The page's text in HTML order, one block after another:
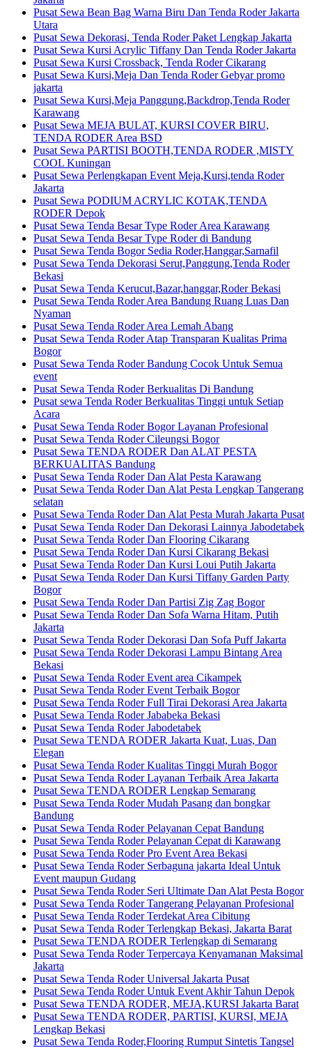
Pusat Sewa Bean Bag Warna Biru Dan Tenda Roder Jakarta
Utara
Pusat Sewa Dekorasi, Tenda Roder Paket Lengkap Jakarta
Pusat Sewa Kursi Acrylic Tiffany Dan Tenda Roder Jakarta
Pusat Sewa Kursi Crossback, Tenda Roder Cikarang
Pusat Sewa Kursi,Meja Dan Tenda Roder Gebyar promo
jakarta
Pusat Sewa Kursi,Meja Panggung,Backdrop,Tenda Roder
Karawang
Pusat Sewa MEJA BULAT, KURSI COVER BIRU,
TENDA RODER Area BSD
Pusat Sewa PARTISI BOOTH,TENDA RODER ,MISTY
COOL Kuningan
Pusat Sewa Perlengkapan Event Meja,Kursi,tenda Roder
Jakarta
Pusat Sewa PODIUM ACRYLIC KOTAK,TENDA
RODER Depok
Pusat Sewa Tenda Besar Type Roder Area Karawang
Pusat Sewa Tenda Besar Type Roder di Bandung
Pusat Sewa Tenda Bogor Sedia Roder,Hanggar,Sarnafil
Pusat Sewa Tenda Dekorasi Serut,Panggung,Tenda Roder
Bekasi
Pusat Sewa Tenda Kerucut,Bazar,hanggar,Roder Bekasi
Pusat Sewa Tenda Roder Area Bandung Ruang Luas Dan
Nyaman
Pusat Sewa Tenda Roder Area Lemah Abang
Pusat Sewa Tenda Roder Atap Transparan Kualitas Prima
Bogor
Pusat Sewa Tenda Roder Bandung Cocok Untuk Semua
event
Pusat Sewa Tenda Roder Berkualitas Di Bandung
Pusat sewa Tenda Roder Berkualitas Tinggi untuk Setiap
Acara
Pusat Sewa Tenda Roder Bogor Layanan Profesional
Pusat Sewa Tenda Roder Cileungsi Bogor
Pusat Sewa TENDA RODER Dan ALAT PESTA
BERKUALITAS Bandung
Pusat Sewa Tenda Roder Dan Alat Pesta Karawang
Pusat Sewa Tenda Roder Dan Alat Pesta Lengkap Tangerang
selatan
Pusat Sewa Tenda Roder Dan Alat Pesta Murah Jakarta Pusat
Pusat Sewa Tenda Roder Dan Dekorasi Lainnya Jabodetabek
Pusat Sewa Tenda Roder Dan Flooring Cikarang
Pusat Sewa Tenda Roder Dan Kursi Cikarang Bekasi
Pusat Sewa Tenda Roder Dan Kursi Loui Putih Jakarta
Pusat Sewa Tenda Roder Dan Kursi Tiffany Garden Party
Bogor
Pusat Sewa Tenda Roder Dan Partisi Zig Zag Bogor
Pusat Sewa Tenda Roder Dan Sofa Warna Hitam, Putih
Jakarta
Pusat Sewa Tenda Roder Dekorasi Dan Sofa Puff Jakarta
Pusat Sewa Tenda Roder Dekorasi Lampu Bintang Area
Bekasi
Pusat Sewa Tenda Roder Event area Cikampek
Pusat Sewa Tenda Roder Event Terbaik Bogor
Pusat Sewa Tenda Roder Full Tirai Dekorasi Area Jakarta
Pusat Sewa Tenda Roder Jababeka Bekasi
Pusat Sewa Tenda Roder Jabodetabek
Pusat Sewa TENDA RODER Jakarta Kuat, Luas, Dan
Elegan
Pusat Sewa Tenda Roder Kualitas Tinggi Murah Bogor
Pusat Sewa Tenda Roder Layanan Terbaik Area Jakarta
Pusat Sewa TENDA RODER Lengkap Semarang
Pusat Sewa Tenda Roder Mudah Pasang dan bongkar
Bandung
Pusat Sewa Tenda Roder Pelayanan Cepat Bandung
Pusat Sewa Tenda Roder Pelayanan Cepat di Karawang
Pusat Sewa Tenda Roder Pro Event Area Bekasi
Pusat Sewa Tenda Roder Serbaguna jakarta Ideal Untuk
Event maupun Gudang
Pusat Sewa Tenda Roder Seri Ultimate Dan Alat Pesta Bogor
Pusat Sewa Tenda Roder Tangerang Pelayanan Profesional
Pusat Sewa Tenda Roder Terdekat Area Cibitung
Pusat Sewa Tenda Roder Terlengkap Bekasi, Jakarta Barat
Pusat Sewa TENDA RODER Terlengkap di Semarang
Pusat Sewa Tenda Roder Terpercaya Kenyamanan Maksimal
Jakarta
Pusat Sewa Tenda Roder Universal Jakarta Pusat
Pusat Sewa Tenda Roder Untuk Event Akhir Tahun Depok
Pusat Sewa TENDA RODER, MEJA,KURSI Jakarta Barat
Pusat Sewa TENDA RODER, PARTISI, KURSI, MEJA
Lengkap Bekasi
Pusat Sewa Tenda Roder,Flooring Rumput Sintetis Tangsel